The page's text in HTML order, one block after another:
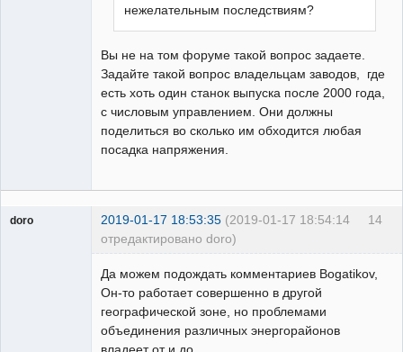
нежелательным последствиям?
Вы не на том форуме такой вопрос задаете.
Задайте такой вопрос владельцам заводов, где
есть хоть один станок выпуска после 2000 года,
с числовым управлением. Они должны
поделиться во сколько им обходится любая
посадка напряжения.
14
doro 2019-01-17 18:53:35 (2019-01-17 18:54:14
отредактировано doro)
Да можем подождать комментариев Bogatikov,
Он-то работает совершенно в другой
географической зоне, но проблемами
объединения различных энергорайонов